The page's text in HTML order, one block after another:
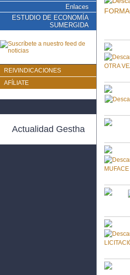
Enlaces
ESTUDIO DE ECONOMÍA
SUMERGIDA
REIVINDICACIONES
AFÍLIATE
Actualidad Gestha